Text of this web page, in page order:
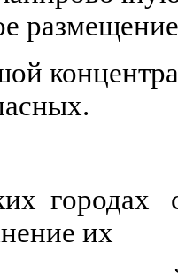
размещение
городах
их